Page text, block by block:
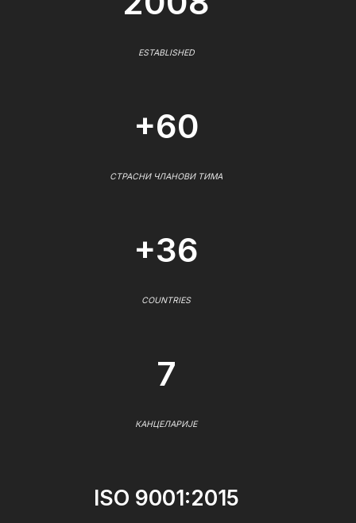
ESTABLISHED
+60
СТРАСНИ ЧЛАНОВИ ТИМА
+36
COUNTRIES
7
КАНЦЕЛАРИЈЕ
ISO 9001:2015